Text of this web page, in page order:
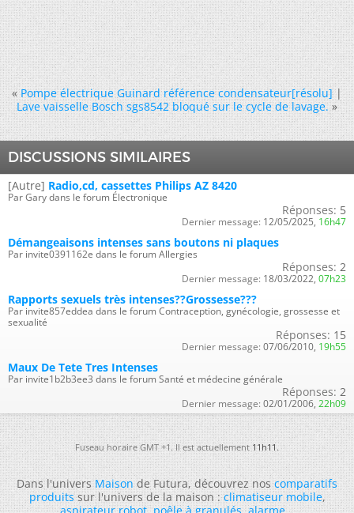
« Pompe électrique Guinard référence condensateur[résolu]|
Lave vaisselle Bosch sgs8542 bloqué sur le cycle de lavage. »
DISCUSSIONS SIMILAIRES
[Autre] Radio,cd, cassettes Philips AZ 8420
Par Gary dans le forum Électronique
Réponses: 5
Dernier message: 12/05/2025, 16h47
Démangeaisons intenses sans boutons ni plaques
Par invite0391162e dans le forum Allergies
Réponses: 2
Dernier message: 18/03/2022, 07h23
Rapports sexuels très intenses??Grossesse???
Par invite857eddea dans le forum Contraception, gynécologie, grossesse et
sexualité
Réponses: 15
Dernier message: 07/06/2010, 19h55
Maux De Tete Tres Intenses
Par invite1b2b3ee3 dans le forum Santé et médecine générale
Réponses: 2
Dernier message: 02/01/2006, 22h09
Fuseau horaire GMT +1. Il est actuellement 11h11.
Dans l'universMaisonde Futura, découvrez noscomparatifs
produitssur l'univers de la maison :climatiseur mobile,